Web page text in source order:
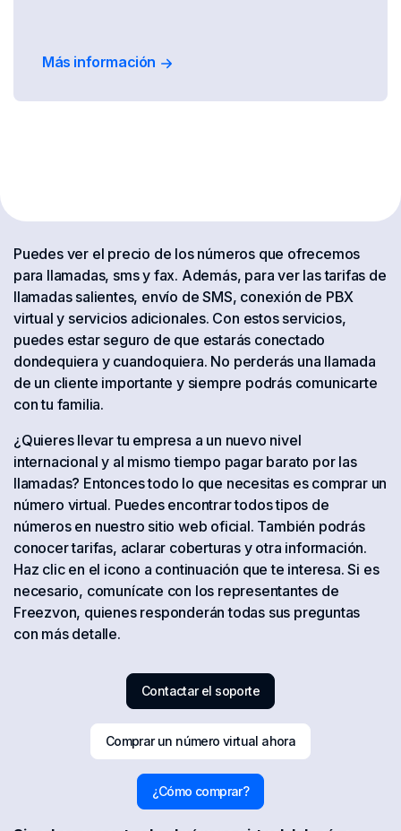
Más información
Puedes ver el precio de los números que ofrecemos
para llamadas, sms y fax. Además, para ver las tarifas de
llamadas salientes, envío de SMS, conexión de PBX
virtual y servicios adicionales. Con estos servicios,
puedes estar seguro de que estarás conectado
dondequiera y cuandoquiera. No perderás una llamada
de un cliente importante y siempre podrás comunicarte
con tu familia.
¿Quieres llevar tu empresa a un nuevo nivel
internacional y al mismo tiempo pagar barato por las
llamadas? Entonces todo lo que necesitas es comprar un
número virtual. Puedes encontrar todos tipos de
números en nuestro sitio web oficial. También podrás
conocer tarifas, aclarar coberturas y otra información.
Haz clic en el icono a continuación que te interesa. Si es
necesario, comunícate con los representantes de
Freezvon, quienes responderán todas sus preguntas
con más detalle.
Contactar el soporte
Comprar un número virtual ahora
¿Cómo comprar?